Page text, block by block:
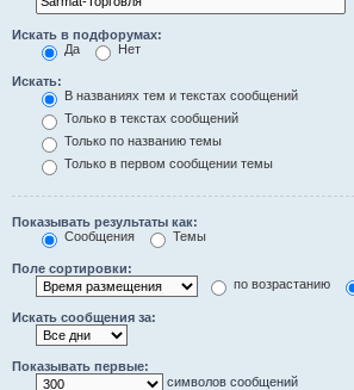
Искать в подфорумах:
Да
Нет
Искать:
В названиях тем и текстах сообщений
Только в текстах сообщений
Только по названию темы
Только в первом сообщении темы
Показывать результаты как:
Сообщения
Темы
Поле сортировки:
по возрастанию
Искать сообщения за:
Показывать первые:
символов сообщений